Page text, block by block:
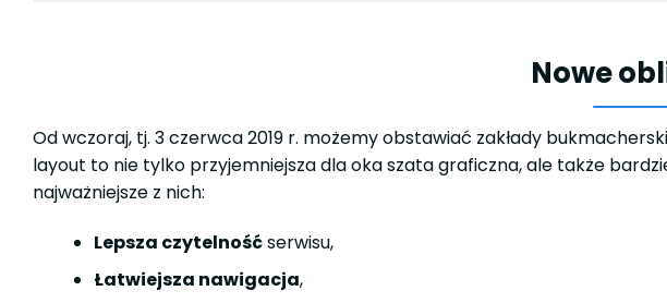
Nowe
Od wczoraj, tj. 3 czerwca 2019 r. możemy obstawiać zakłady
layout to nie tylko przyjemniejsza dla oka szata graficzna, ale także
najważniejsze z nich:
Lepsza czytelnośćserwisu,
Łatwiejsza nawigacja,